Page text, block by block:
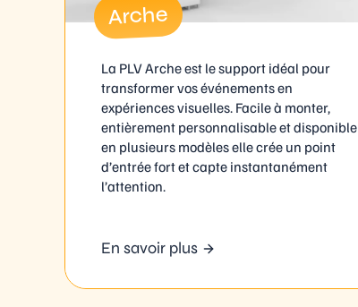
Arche
La PLV Arche est le support idéal pour
transformer vos événements en
expériences visuelles. Facile à monter,
entièrement personnalisable et disponible
en plusieurs modèles elle crée un point
d’entrée fort et capte instantanément
l’attention.
En savoir plus